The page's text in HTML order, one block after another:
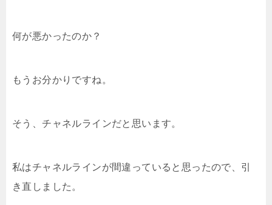
何が悪かったのか？
もうお分かりですね。
そう、チャネルラインだと思います。
私はチャネルラインが間違っていると思ったので、引
き直しました。